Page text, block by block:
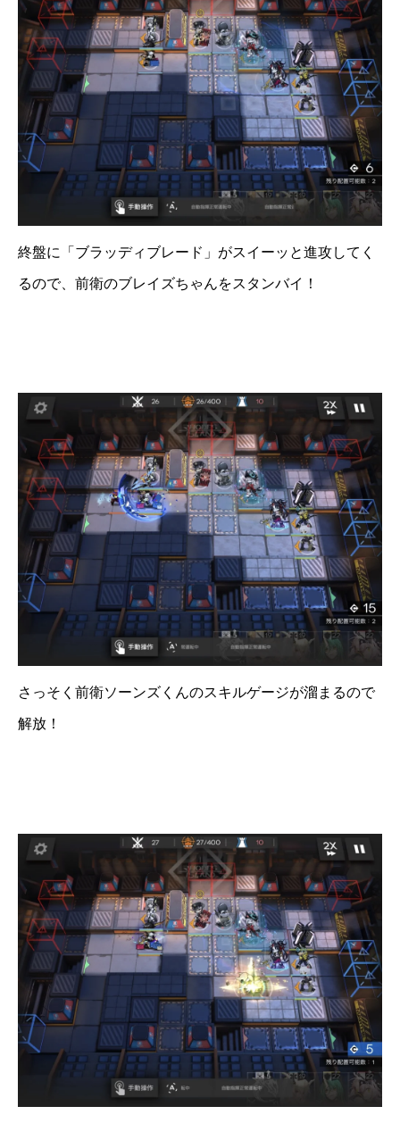
終盤に「ブラッディブレード」がスイーッと進攻してく
るので、前衛のブレイズちゃんをスタンバイ！
さっそく前衛ソーンズくんのスキルゲージが溜まるので
解放！